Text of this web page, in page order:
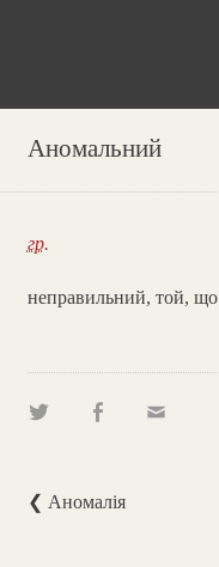
Аномальний
гр.
неправильний, той, що
❮ Аномалія